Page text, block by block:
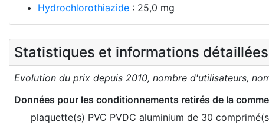
Hydrochlorothiazide : 25,0 mg
Statistiques et informations
Evolution du prix depuis 2010, nombre d'utilisateurs,
Données pour les conditionnements retirés de la
plaquette(s) PVC PVDC aluminium de 30